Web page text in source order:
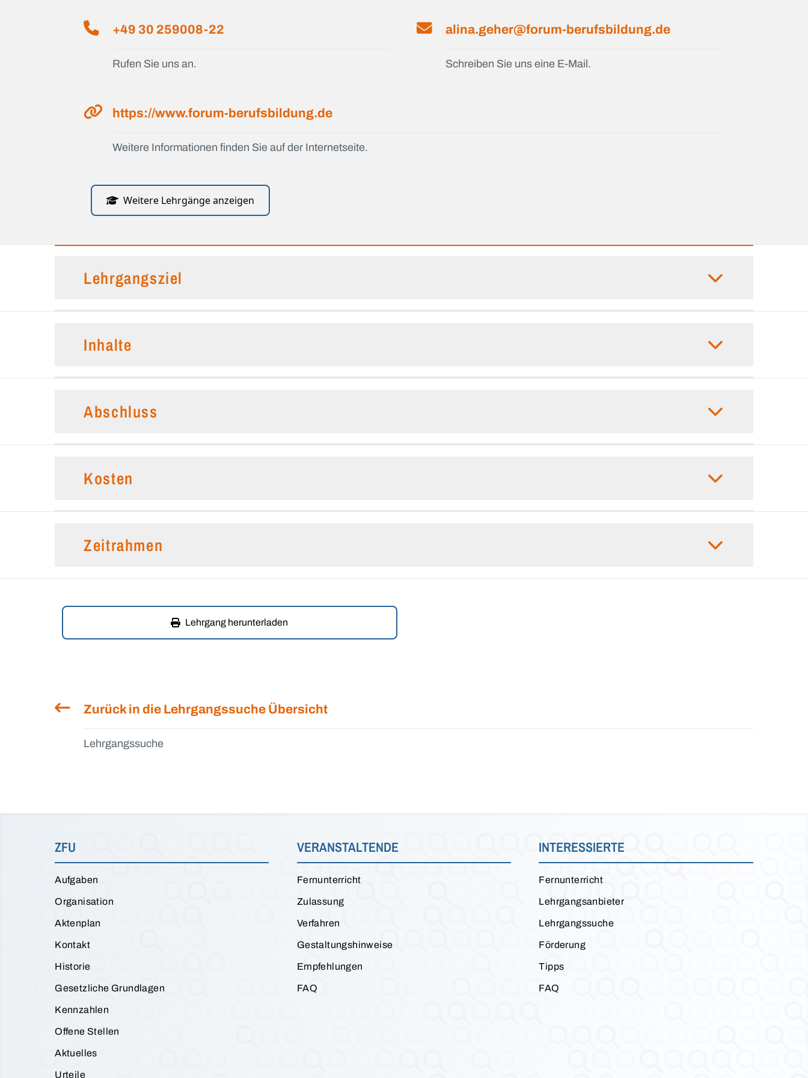
+49 30 259008-22
Rufen Sie uns an.
alina.geher@forum-berufsbildung.de
Schreiben Sie uns eine E-Mail.
https://www.forum-berufsbildung.de
Weitere Informationen finden Sie auf der Internetseite.
Weitere Lehrgänge anzeigen
Lehrgangsziel
Inhalte
Abschluss
Kosten
Zeitrahmen
Lehrgang herunterladen
Zurück in die Lehrgangssuche Übersicht
Lehrgangssuche
ZFU
Aufgaben
Organisation
Aktenplan
Kontakt
Historie
Gesetzliche Grundlagen
Kennzahlen
Offene Stellen
Aktuelles
Urteile
VERANSTALTENDE
Fernunterricht
Zulassung
Verfahren
Gestaltungshinweise
Empfehlungen
FAQ
INTERESSIERTE
Fernunterricht
Lehrgangsanbieter
Lehrgangssuche
Förderung
Tipps
FAQ